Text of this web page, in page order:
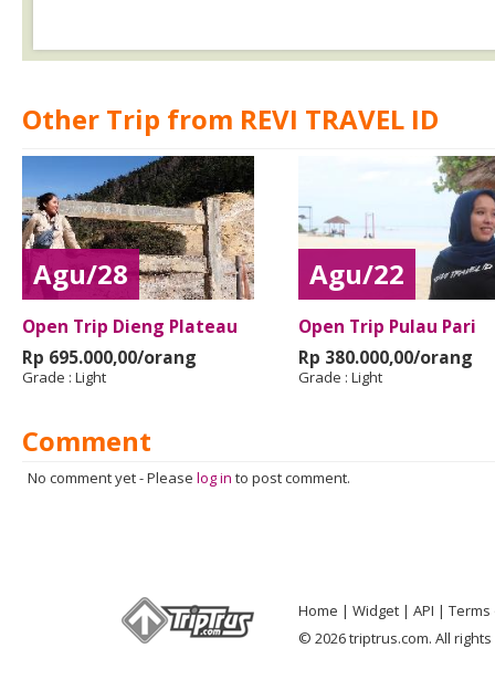
Other Trip from REVI TRAVEL ID
Agu/28
Open Trip Dieng Plateau
Rp 695.000,00/orang
Grade : Light
Agu/22
Open Trip Pulau Pari
Rp 380.000,00/orang
Grade : Light
Comment
No comment yet-Please log in to post comment.
Home Widget API
Terms
© 2026 triptrus.com. All